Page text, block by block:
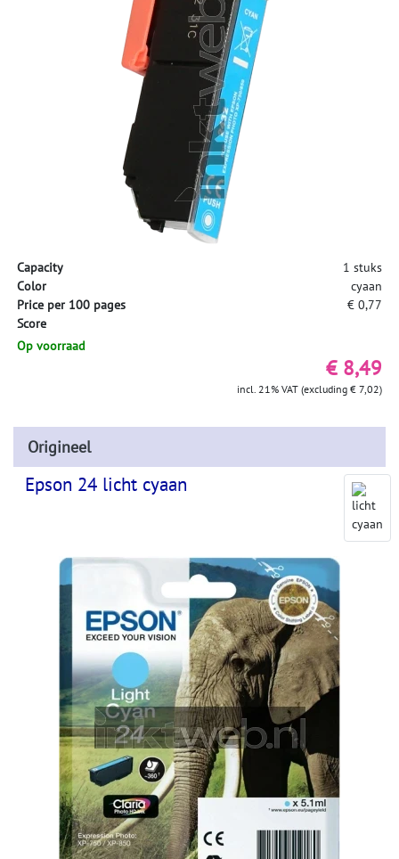
Capacity
1 stuks
Color
cyaan
Price per 100 pages
€ 0,77
Score
Op voorraad
€ 8,49
incl. 21% VAT (excluding € 7,02)
Origineel
Epson 24 licht cyaan